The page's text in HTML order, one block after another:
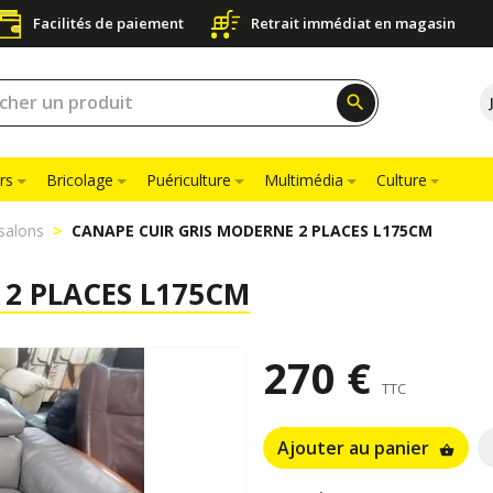
Facilités de paiement Retrait immédiat en magasin
search
Bricolage Puériculture Multimédia Culture
CANAPE CUIR GRIS MODERNE 2 PLACES L175CM
PLACES L175CM
270 € TTC
Ajouter au panier shopping_basket